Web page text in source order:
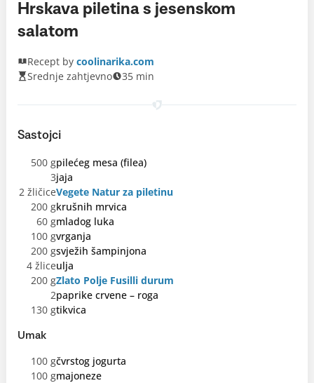
Hrskava piletina s jesenskom
salatom
Recept by coolinarika.com
Srednje zahtjevno
35 min
Sastojci
500 gpilećeg mesa (filea)
3jaja
2 žličiceVegete Natur za piletinu
200 gkrušnih mrvica
60 gmladog luka
100 gvrganja
200 gsvježih šampinjona
4 žliceulja
200 gZlato Polje Fusilli durum
2paprike crvene – roga
130 gtikvica
Umak
100 gčvrstog jogurta
100 gmajoneze